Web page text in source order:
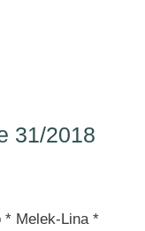
31/2018
* Melek-Lina *